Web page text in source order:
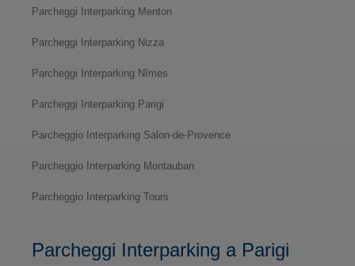
Parcheggi Interparking Menton
Parcheggi Interparking Nizza
Parcheggi Interparking Nîmes
Parcheggi Interparking Parigi
Parcheggio Interparking Salon-de-Provence
Parcheggio Interparking Montauban
Parcheggio Interparking Tours
Parcheggi Interparking a Parigi